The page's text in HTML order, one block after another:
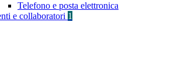
Telefono e posta elettronica
e collaboratori 1